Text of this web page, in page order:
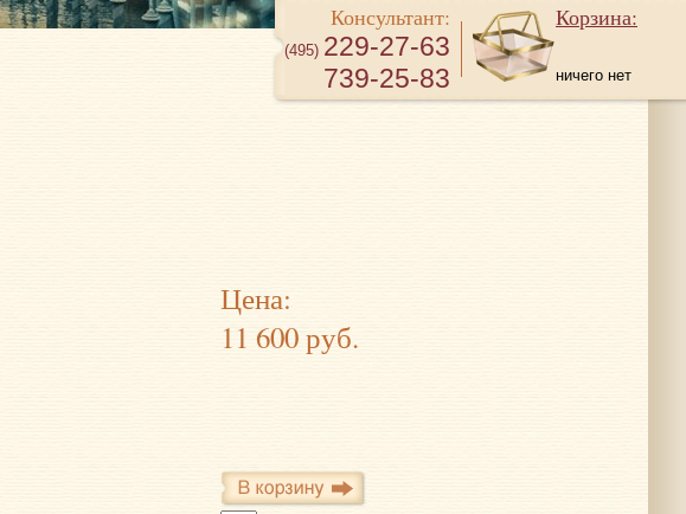
Консультант:
(495) 229-27-63
739-25-83
Корзина:
ничего нет
Цена:
11 600 руб.